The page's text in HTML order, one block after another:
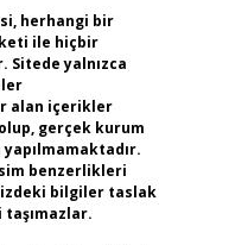
herhangi bir
ile hiçbir
Sitede yalnızca
alan içerikler
gerçek kurum
benzerlikleri
bilgiler taslak